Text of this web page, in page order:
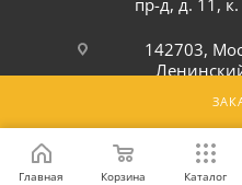
142703,
ПОДПИСАТЬСЯ
Главная Корзина Каталог